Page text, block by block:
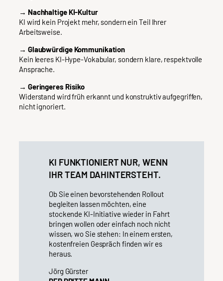
→ Nachhaltige KI-Kultur
KI wird kein Projekt mehr, sondern ein Teil Ihrer
Arbeitsweise.
→ Glaubwürdige Kommunikation
Kein leeres KI-Hype-Vokabular, sondern klare, respektvolle
Ansprache.
→ Geringeres Risiko
Widerstand wird früh erkannt und konstruktiv aufgegriffen,
nicht ignoriert.
KI FUNKTIONIERT NUR, WENN
IHR TEAM DAHINTERSTEHT.
Ob Sie einen bevorstehenden Rollout
begleiten lassen möchten, eine
stockende KI-Initiative wieder in Fahrt
bringen wollen oder einfach noch nicht
wissen, wo Sie stehen: In einem ersten,
kostenfreien Gespräch finden wir es
heraus.
Jörg Gürster